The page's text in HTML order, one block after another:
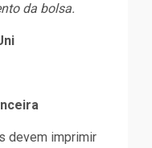
da bolsa.
devem imprimir